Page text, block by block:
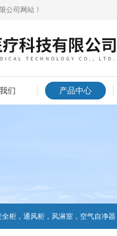
公司网站！
们 产品中心
柜，通风柜，风淋室，空气自净